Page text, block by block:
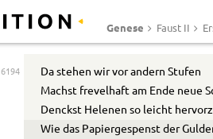
Genese Faust II
6194
Da stehen wir vor andern Stufen
Machst frevelhaft am Ende neue
Denckst Helenen so leicht
Wie das Papiergespenst der